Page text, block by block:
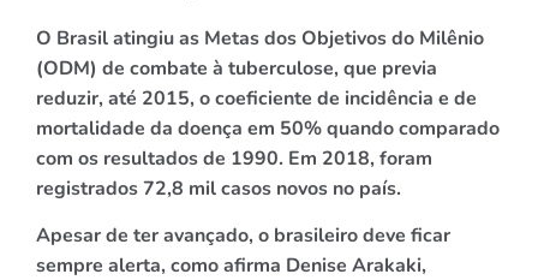
O Brasil atingiu as Metas dos Objetivos do Milênio
(ODM) de combate à tuberculose, que previa
reduzir, até 2015, o coeficiente de incidência e de
mortalidade da doença em 50% quando comparado
com os resultados de 1990. Em 2018, foram
registrados 72,8 mil casos novos no país.
Apesar de ter avançado, o brasileiro deve ficar
sempre alerta, como afirma Denise Arakaki,